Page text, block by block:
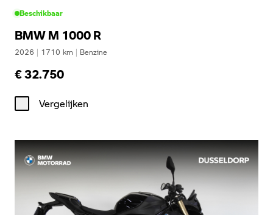
Beschikbaar
BMW M 1000 R
2026 | 1710 km | Benzine
€ 32.750
Vergelijken